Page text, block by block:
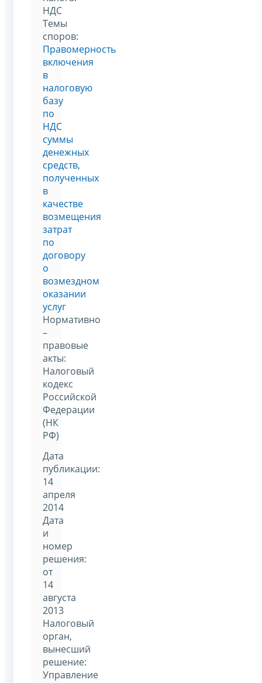
НДС
Темы
споров:
Правомерность
включения
в
налоговую
базу
по
НДС
суммы
денежных
средств,
полученных
в
качестве
возмещения
затрат
по
договору
о
возмездном
оказании
услуг
Нормативно
–
правовые
акты:
Налоговый
кодекс
Российской
Федерации
(НК
РФ)
Дата
публикации:
14
апреля
2014
Дата
и
номер
решения:
от
14
августа
2013
Налоговый
орган,
вынесший
решение:
Управление